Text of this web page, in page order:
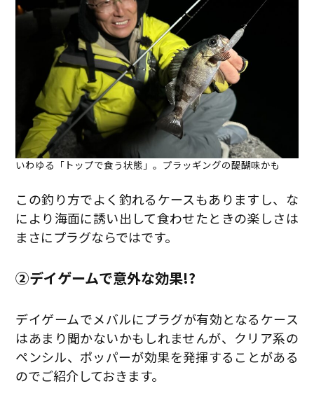
いわゆる「トップで食う状態」。プラッギングの醍醐味かも
この釣り方でよく釣れるケースもありますし、な
により海面に誘い出して食わせたときの楽しさは
まさにプラグならではです。
②デイゲームで意外な効果!?
デイゲームでメバルにプラグが有効となるケース
はあまり聞かないかもしれませんが、クリア系の
ペンシル、ポッパーが効果を発揮することがある
のでご紹介しておきます。